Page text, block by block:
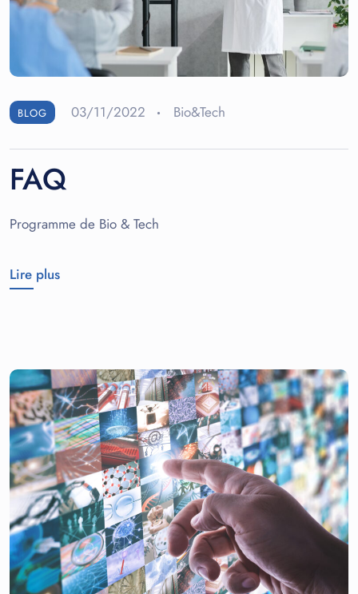
BLOG 03/11/2022 Bio&Tech
FAQ
Programme de Bio & Tech
Lire plus